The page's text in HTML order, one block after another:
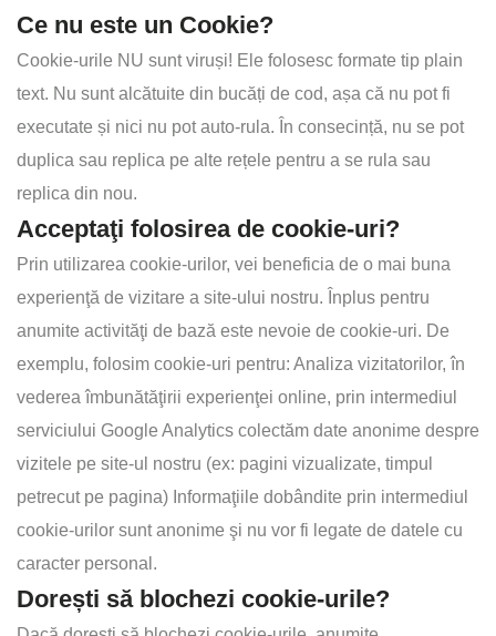
Ce nu este un Cookie?
Cookie-urile NU sunt viruși! Ele folosesc formate tip plain
text. Nu sunt alcătuite din bucăți de cod, așa că nu pot fi
executate și nici nu pot auto-rula. În consecință, nu se pot
duplica sau replica pe alte rețele pentru a se rula sau
replica din nou.
Acceptaţi folosirea de cookie-uri?
Prin utilizarea cookie-urilor, vei beneficia de o mai buna
experienţă de vizitare a site-ului nostru. Înplus pentru
anumite activităţi de bază este nevoie de cookie-uri. De
exemplu, folosim cookie-uri pentru: Analiza vizitatorilor, în
vederea îmbunătăţirii experienţei online, prin intermediul
serviciului Google Analytics colectăm date anonime despre
vizitele pe site-ul nostru (ex: pagini vizualizate, timpul
petrecut pe pagina) Informaţiile dobândite prin intermediul
cookie-urilor sunt anonime şi nu vor fi legate de datele cu
caracter personal.
Dorești să blochezi cookie-urile?